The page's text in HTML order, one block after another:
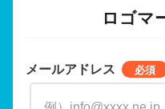
ロゴマ
メールアドレス